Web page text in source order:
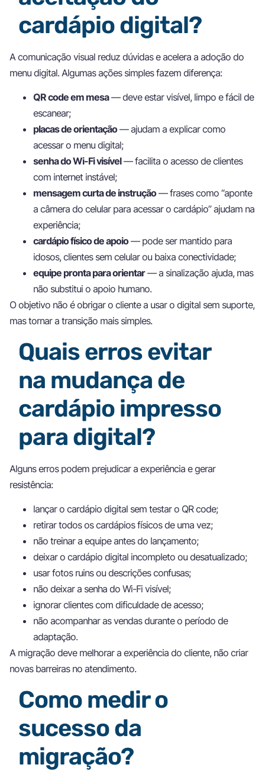
cardápio digital?
A comunicação visual reduz dúvidas e acelera a adoção do
menu digital. Algumas ações simples fazem diferença:
QR code em mesa— deve estar visível, limpo e fácil de
escanear;
placas de orientação— ajudam a explicar como
acessar o menu digital;
senha do Wi-Fi visível— facilita o acesso de clientes
com internet instável;
mensagem curta de instrução— frases como “aponte
a câmera do celular para acessar o cardápio” ajudam na
experiência;
cardápio físico de apoio— pode ser mantido para
idosos, clientes sem celular ou baixa conectividade;
equipe pronta para orientar— a sinalização ajuda, mas
não substitui o apoio humano.
O objetivo não é obrigar o cliente a usar o digital sem suporte,
mas tornar a transição mais simples.
Quais erros evitar
na mudança de
cardápio impresso
para digital?
Alguns erros podem prejudicar a experiência e gerar
resistência:
lançar o cardápio digital sem testar o QR code;
retirar todos os cardápios físicos de uma vez;
não treinar a equipe antes do lançamento;
deixar o cardápio digital incompleto ou desatualizado;
usar fotos ruins ou descrições confusas;
não deixar a senha do Wi-Fi visível;
ignorar clientes com dificuldade de acesso;
não acompanhar as vendas durante o período de
adaptação.
A migração deve melhorar a experiência do cliente, não criar
novas barreiras no atendimento.
Como medir o
sucesso da
migração?